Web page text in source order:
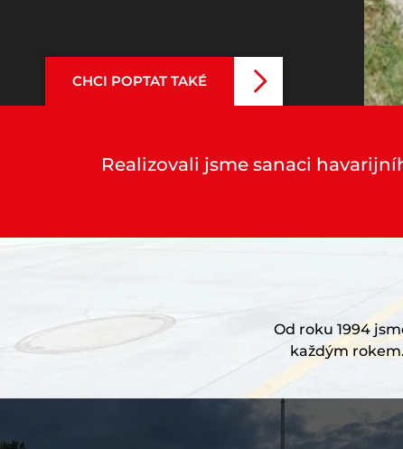
CHCI POPTAT TAKÉ
Realizovali jsme sanaci
Od roku 1994
každým